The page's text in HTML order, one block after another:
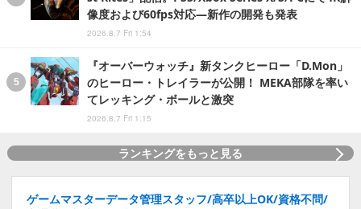
像度および60fps対応―新作の開発も発表
2026.8.7 Fri 1:54
『オーバーウォッチ』新タンクヒーロー「D.Mon」
のヒーロー・トレイラーが公開！ MEKA部隊を率い
てレッキング・ボールと激突
2026.8.7 Fri 1:15
ランキングをもっと見る
ゲームマスターデータ管理スタッフ/高卒以上OK/資格不問/